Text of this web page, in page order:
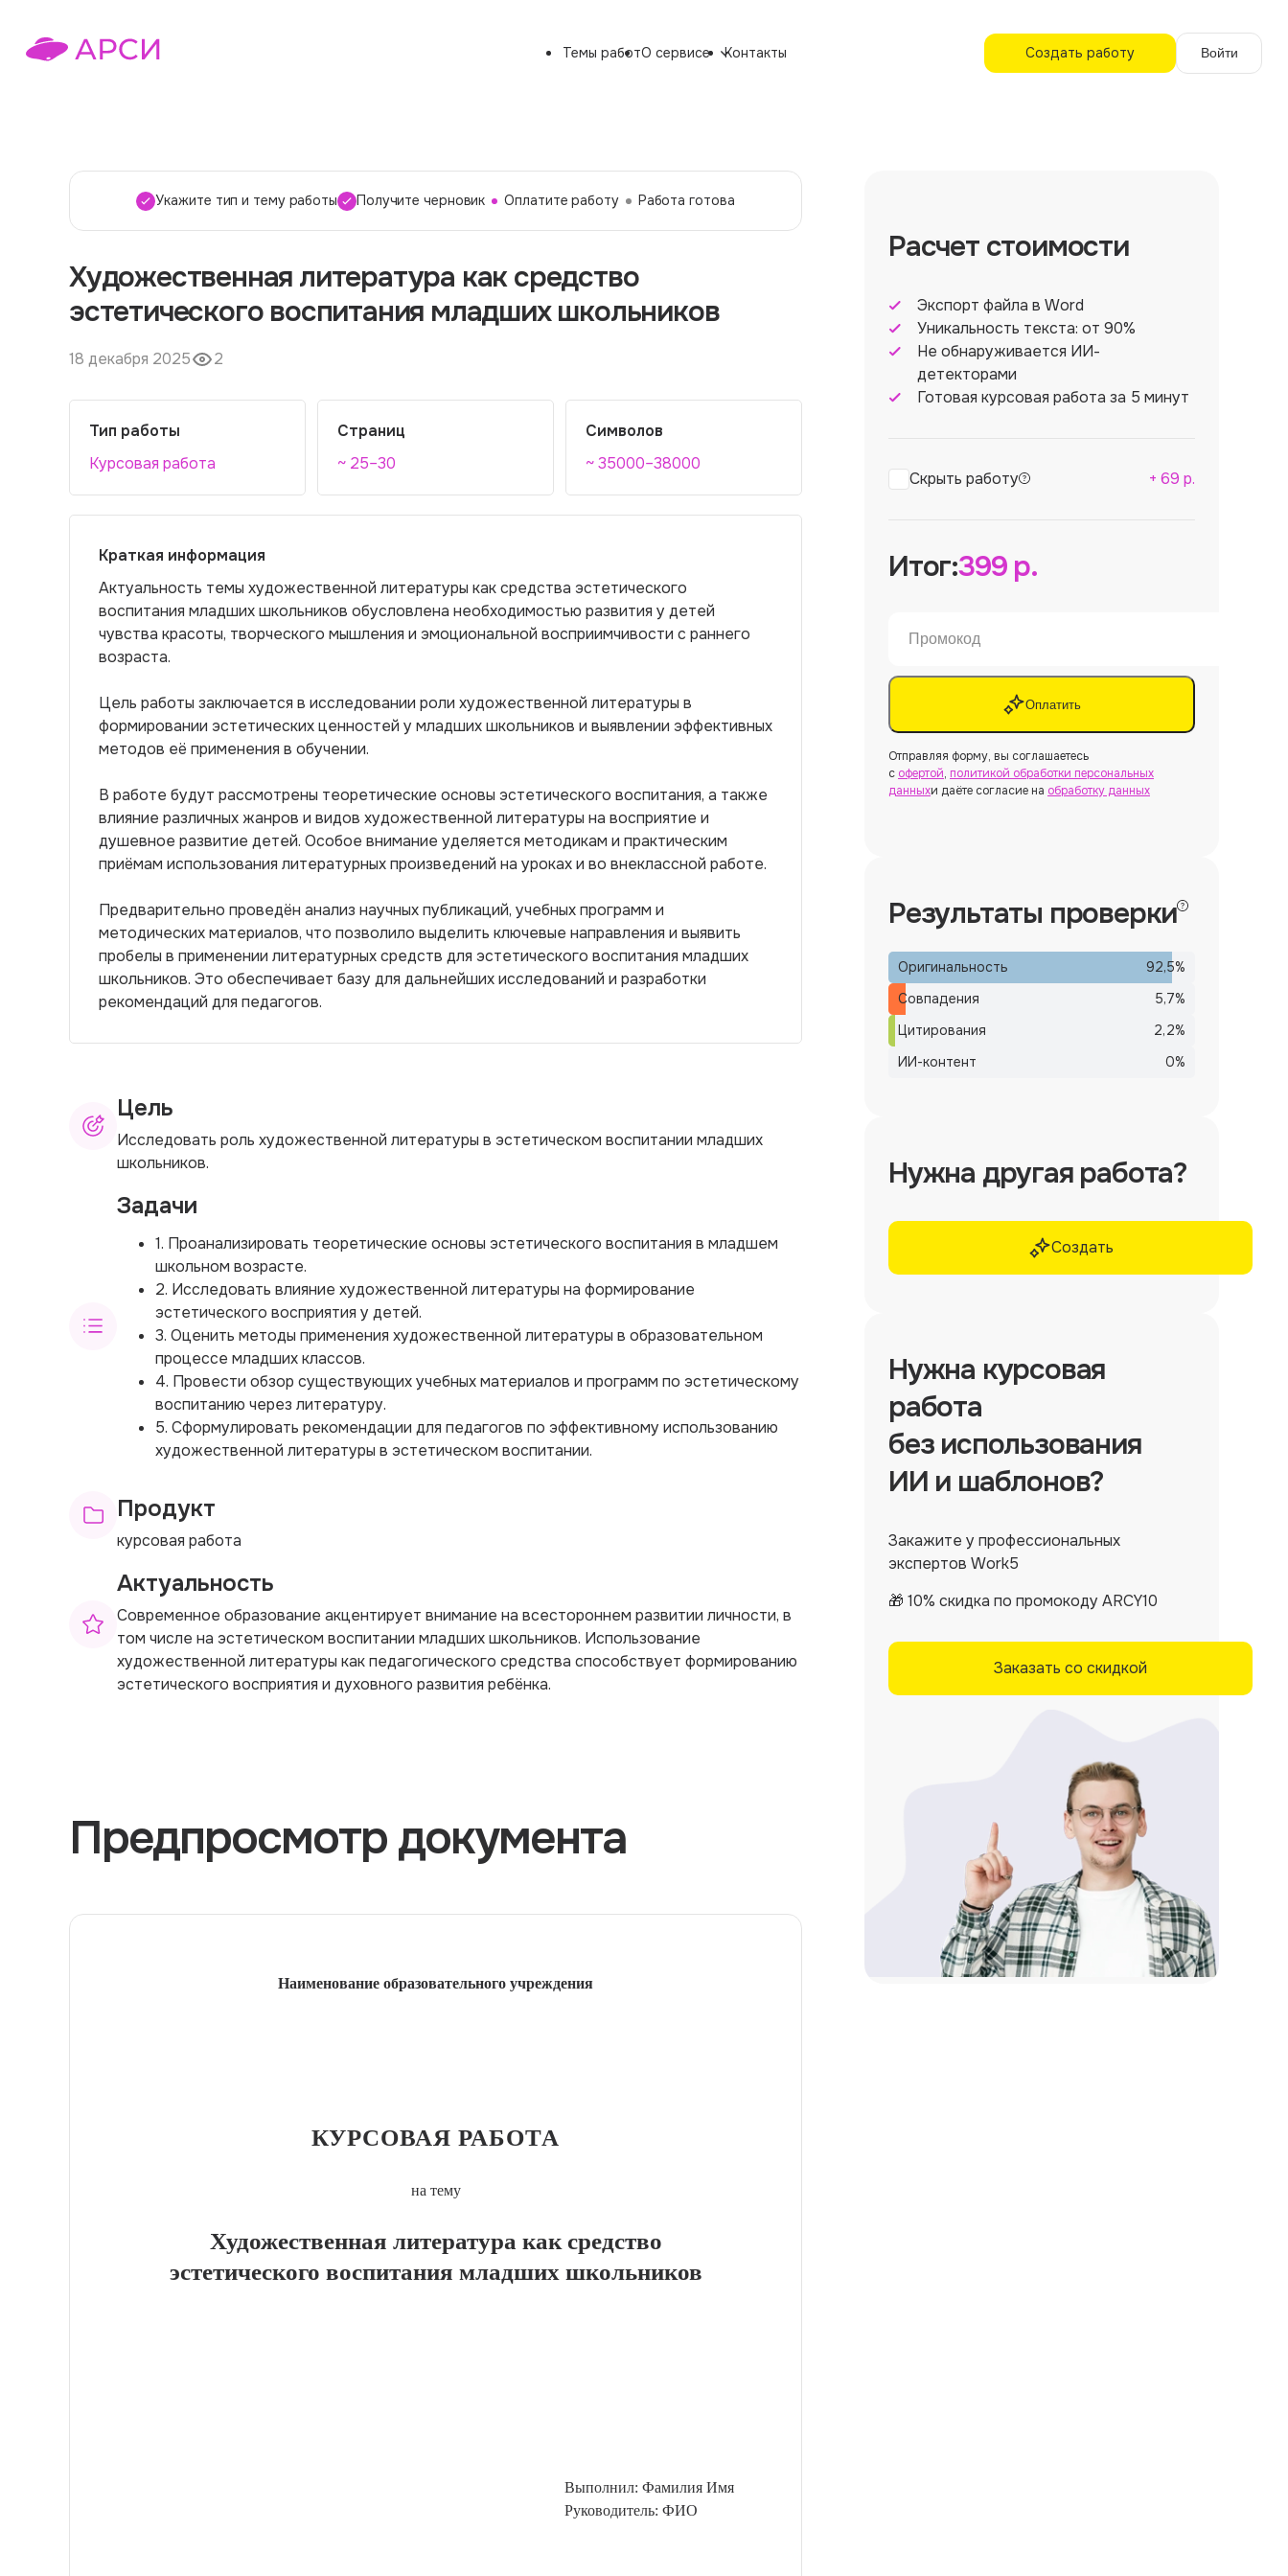
Темы работО сервисе Контакты Создать работу Войти
Укажите тип и тему работы Получите черновик Оплатите работу Работа готова
Художественная литература как средство
эстетического воспитания младших школьников
18 декабря 2025 2
Тип работы
Курсовая работа
Страниц
~ 25–30
Символов
~ 35000–38000
Краткая информация
Актуальность темы художественной литературы как средства эстетического
воспитания младших школьников обусловлена необходимостью развития у детей
чувства красоты, творческого мышления и эмоциональной восприимчивости с раннего
возраста.
Цель работы заключается в исследовании роли художественной литературы в
формировании эстетических ценностей у младших школьников и выявлении эффективных
методов её применения в обучении.
В работе будут рассмотрены теоретические основы эстетического воспитания, а также
влияние различных жанров и видов художественной литературы на восприятие и
душевное развитие детей. Особое внимание уделяется методикам и практическим
приёмам использования литературных произведений на уроках и во внеклассной работе.
Предварительно проведён анализ научных публикаций, учебных программ и
методических материалов, что позволило выделить ключевые направления и выявить
пробелы в применении литературных средств для эстетического воспитания младших
школьников. Это обеспечивает базу для дальнейших исследований и разработки
рекомендаций для педагогов.
Цель
Исследовать роль художественной литературы в эстетическом воспитании младших
школьников.
Задачи
1. Проанализировать теоретические основы эстетического воспитания в младшем
школьном возрасте.
2. Исследовать влияние художественной литературы на формирование
эстетического восприятия у детей.
3. Оценить методы применения художественной литературы в образовательном
процессе младших классов.
4. Провести обзор существующих учебных материалов и программ по эстетическому
воспитанию через литературу.
5. Сформулировать рекомендации для педагогов по эффективному использованию
художественной литературы в эстетическом воспитании.
Продукт
курсовая работа
Актуальность
Современное образование акцентирует внимание на всестороннем развитии личности, в
том числе на эстетическом воспитании младших школьников. Использование
художественной литературы как педагогического средства способствует формированию
эстетического восприятия и духовного развития ребёнка.
Предпросмотр документа
Наименование образовательного учреждения
КУРСОВАЯ РАБОТА
на тему
Художественная литература как средство
эстетического воспитания младших школьников
Выполнил: Фамилия Имя
Руководитель: ФИО
Расчет стоимости
Экспорт файла в Word
Уникальность текста: от 90%
Не обнаруживается ИИ-
детекторами
Готовая курсовая работа за 5 минут
Скрыть работу + 69 р.
Итог:399р.
Оплатить
Отправляя форму, вы соглашаетесь
с офертой, политикой обработки персональных
данныхи даёте согласие на обработку данных
Результаты проверки
Оригинальность 92,5%
Совпадения
5,7%
Цитирования
2,2%
ИИ-контент
0%
Нужна другая работа?
Создать
Нужна курсовая
работа
без использования
ИИ и шаблонов?
Закажите у профессиональных
экспертов Work5
🎁 10% скидка по промокоду ARCY10
Заказать со скидкой